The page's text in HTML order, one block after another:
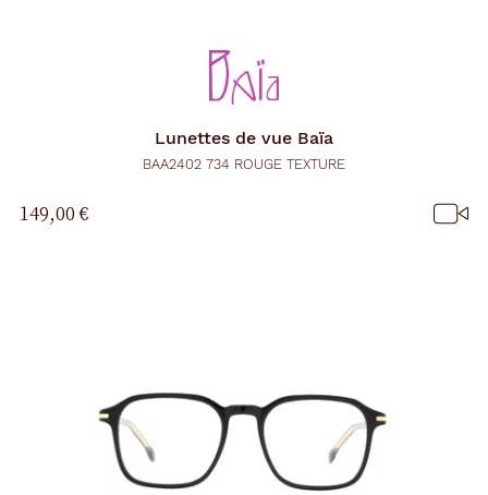
Lunettes de vue Baïa
BAA2402 734 ROUGE TEXTURE
149,00 €